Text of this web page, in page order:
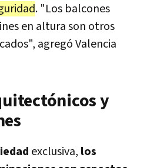
. "Los balcones
en altura son otros
agregó Valencia
y
exclusiva, los